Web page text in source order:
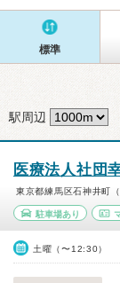
標準
駅周辺
医療法人社団
東京都練馬区石神井町
駐車場あり
土曜（〜12:30）